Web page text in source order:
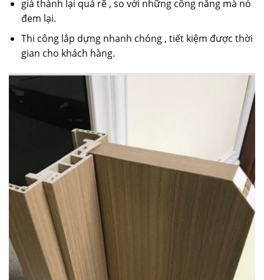
giá thành lại quá rẽ , so với những công năng mà nó
đem lại.
Thi công lắp dựng nhanh chóng , tiết kiệm được thời
gian cho khách hàng.